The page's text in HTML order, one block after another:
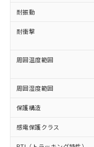
耐振動
耐衝撃
周囲温度範囲
周囲湿度範囲
保護構造
感電保護クラス
本サービ
商品の当
(税抜)を
当社制御
本サービ
在庫状況
記載して
タに基づ
覧された
準価格と
調査・確認中
非含有の対応
害物質有無と関
仕入先様の事
いたものが、
むを得ず変更す
*EU RoHS指令（10物
鉛(Pb) 1000ppm以
ミウム(Cd) 100ppm
六価クロム(Cr(Ⅵ))
類(PBB) 1000ppm
「○」：最大
基準値以下であ
「×」：最大
基準値を超え
「－」：未確認
*中国RoHS10物質
Pb(鉛) :1000ppm、
当社は、
為替およ
（以下｢
または国
国政府の
可)を取得
とります。
号